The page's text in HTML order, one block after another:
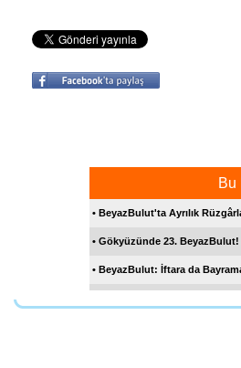
Bu
• BeyazBulut'ta Ayrılık
• Gökyüzünde 23.
• BeyazBulut: İftara da